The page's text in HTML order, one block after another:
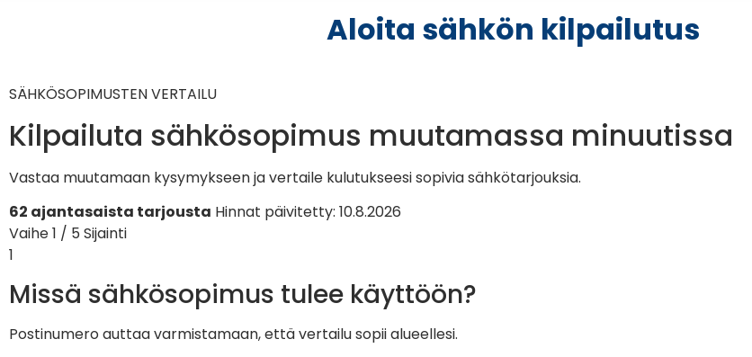
Aloita sähkön kilpailutus
SÄHKÖSOPIMUSTEN VERTAILU
Kilpailuta sähkösopimus muutamassa minuutissa
Vastaa muutamaan kysymykseen ja vertaile kulutukseesi sopivia sähkötarjouksia.
62 ajantasaista tarjousta Hinnat päivitetty: 10.8.2026
Vaihe 1 / 5 Sijainti
1
Missä sähkösopimus tulee käyttöön?
Postinumero auttaa varmistamaan, että vertailu sopii alueellesi.